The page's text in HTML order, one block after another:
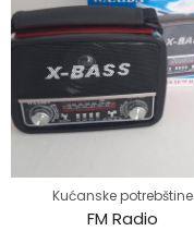
Kućanske potrebštine
FM Radio